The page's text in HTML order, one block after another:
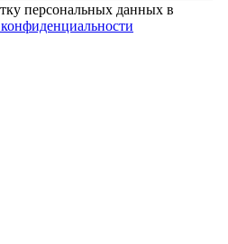
персональных данных в